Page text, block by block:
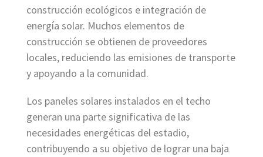
construcción ecológicos e integración de
energía solar. Muchos elementos de
construcción se obtienen de proveedores
locales, reduciendo las emisiones de transporte
y apoyando a la comunidad.
Los paneles solares instalados en el techo
generan una parte significativa de las
necesidades energéticas del estadio,
contribuyendo a su objetivo de lograr una baja